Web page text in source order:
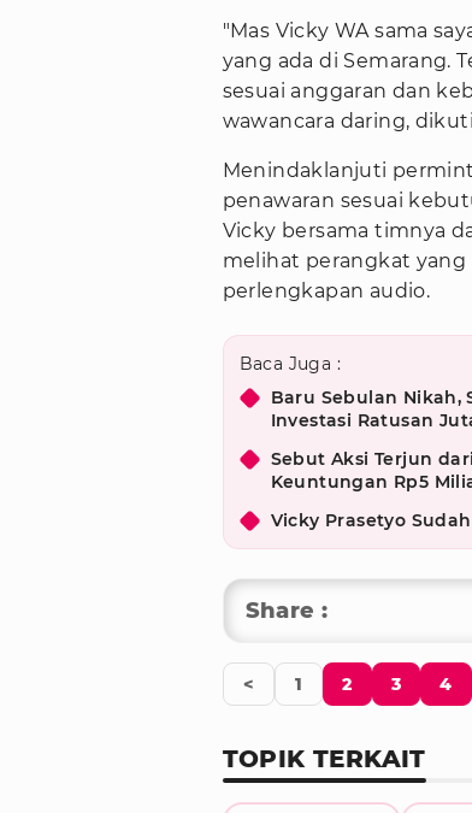
"Mas Vicky WA sama
yang ada di Semarang.
sesuai anggaran dan
wawancara daring,
Menindaklanjuti
penawaran sesuai
Vicky bersama timnya
melihat perangkat
perlengkapan audio.
Baca Juga :
Baru Sebulan Nikah,
Investasi Ratusan
Sebut Aksi Terjun
Keuntungan Rp5
Vicky Prasetyo
Share :
< 1 2 3 4
TOPIK TERKAIT